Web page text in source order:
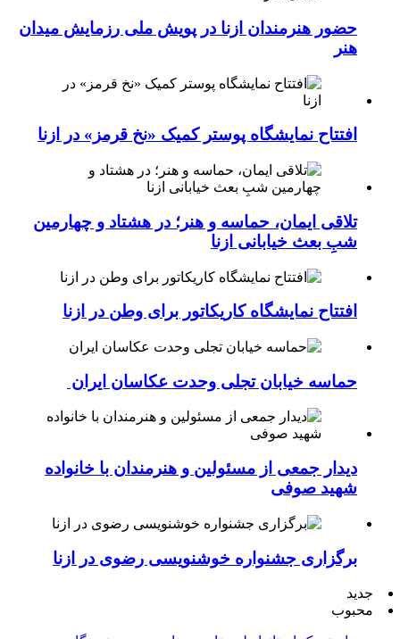
حضور هنرمندان ازنا در پویش ملی رزمایش میدان
هنر
افتتاح نمایشگاه پوستر کمیک «نخ قرمز» در ازنا
تلاقی ایمان، حماسه و هنر؛ در هشتاد و چهارمین
شبِ بعث خیابانی ازنا
افتتاح نمایشگاه کاریکاتور برای وطن در ازنا
حماسه خیابان تجلی وحدت عکاسان ایران
دیدار جمعی از مسئولین و هنرمندان با خانواده
شهید صوفی
برگزاری جشنواره خوشنویسی رضوی در ازنا
جدید
محبوب